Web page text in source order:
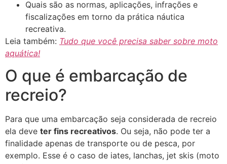
Quais são as normas, aplicações, infrações e
fiscalizações em torno da prática náutica
recreativa.
Leia também: Tudo que você precisa saber sobre moto
aquática!
O que é embarcação de
recreio?
Para que uma embarcação seja considerada de recreio
ela deve ter fins recreativos. Ou seja, não pode ter a
finalidade apenas de transporte ou de pesca, por
exemplo. Esse é o caso de iates, lanchas, jet skis (moto